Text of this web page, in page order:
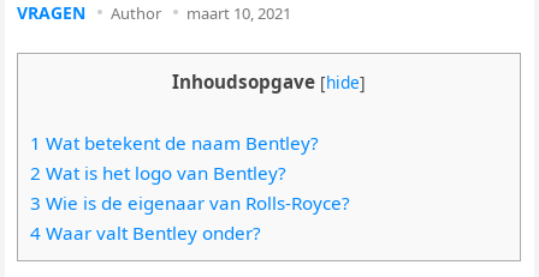
VRAGEN Author maart 10, 2021
Inhoudsopgave [hide]
1 Wat betekent de naam Bentley?
2 Wat is het logo van Bentley?
3 Wie is de eigenaar van Rolls-Royce?
4 Waar valt Bentley onder?